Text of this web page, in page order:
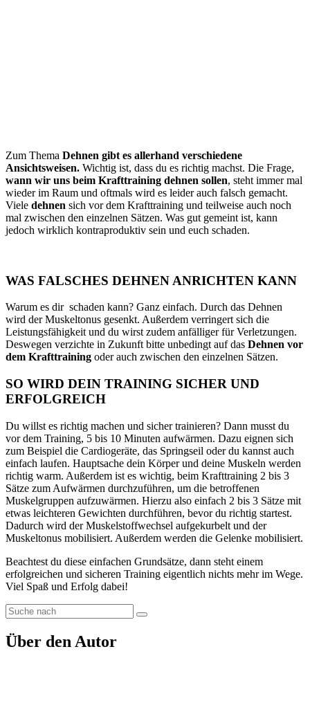
Zum Thema Dehnen gibt es allerhand verschiedene
Ansichtsweisen. Wichtig ist, dass du es richtig machst. Die Frage,
wann wir uns beim Krafttraining dehnen sollen, steht immer mal
wieder im Raum und oftmals wird es leider auch falsch gemacht.
Viele dehnen sich vor dem Krafttraining und teilweise auch noch
mal zwischen den einzelnen Sätzen. Was gut gemeint ist, kann
jedoch wirklich kontraproduktiv sein und euch schaden.
WAS FALSCHES DEHNEN ANRICHTEN KANN
Warum es dir schaden kann? Ganz einfach. Durch das Dehnen
wird der Muskeltonus gesenkt. Außerdem verringert sich die
Leistungsfähigkeit und du wirst zudem anfälliger für Verletzungen.
Deswegen verzichte in Zukunft bitte unbedingt auf das Dehnen vor
dem Krafttraining oder auch zwischen den einzelnen Sätzen.
SO WIRD DEIN TRAINING SICHER UND
ERFOLGREICH
Du willst es richtig machen und sicher trainieren? Dann musst du
vor dem Training, 5 bis 10 Minuten aufwärmen. Dazu eignen sich
zum Beispiel die Cardiogeräte, das Springseil oder du kannst auch
einfach laufen. Hauptsache dein Körper und deine Muskeln werden
richtig warm. Außerdem ist es wichtig, beim Krafttraining 2 bis 3
Sätze zum Aufwärmen durchzuführen, um die betroffenen
Muskelgruppen aufzuwärmen. Hierzu also einfach 2 bis 3 Sätze mit
etwas leichteren Gewichten durchführen, bevor du richtig startest.
Dadurch wird der Muskelstoffwechsel aufgekurbelt und der
Muskeltonus mobilisiert. Außerdem werden die Gelenke mobilisiert.
Beachtest du diese einfachen Grundsätze, dann steht einem
erfolgreichen und sicheren Training eigentlich nichts mehr im Wege.
Viel Spaß und Erfolg dabei!
Über den Autor